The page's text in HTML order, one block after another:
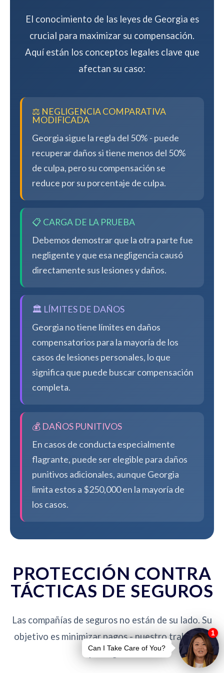
El conocimiento de las leyes de Georgia es
crucial para maximizar su compensación.
Aquí están los conceptos legales clave que
afectan su caso:
⚖️ NEGLIGENCIA COMPARATIVA
MODIFICADA
Georgia sigue la regla del 50% - puede
recuperar daños si tiene menos del 50%
de culpa, pero su compensación se
reduce por su porcentaje de culpa.
📋 CARGA DE LA PRUEBA
Debemos demostrar que la otra parte fue
negligente y que esa negligencia causó
directamente sus lesiones y daños.
🏛️ LÍMITES DE DAÑOS
Georgia no tiene límites en daños
compensatorios para la mayoría de los
casos de lesiones personales, lo que
significa que puede buscar compensación
completa.
💰 DAÑOS PUNITIVOS
En casos de conducta especialmente
flagrante, puede ser elegible para daños
punitivos adicionales, aunque Georgia
limita estos a $250,000 en la mayoría de
los casos.
PROTECCIÓN CONTRA
TÁCTICAS DE SEGUROS
Las compañías de seguros no están de su lado. Su
objetivo es minimizar pagos - nuestro trabajo es
protegerlo.